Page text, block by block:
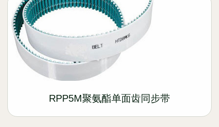
RPP5M聚氨酯单面齿同步带